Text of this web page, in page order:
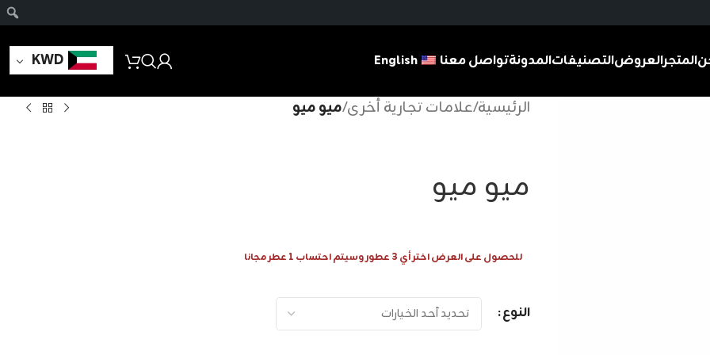
المتجرالعروضالتصنيفاتالمدونةتواصل معنا English
KWD
الرئيسية/علامات تجارية أخرى/ميو ميو
ميو ميو
للحصول على العرض اختر أي 3 عطور وسيتم احتساب 1 عطر مجانا
النوع